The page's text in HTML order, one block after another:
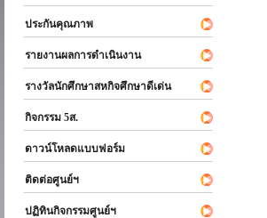
ประกันคุณภาพ
รายงานผลการดำเนินงาน
รางวัลนักศึกษาสหกิจศึกษาดีเด่น
กิจกรรม 5ส.
ดาวน์โหลดแบบฟอร์ม
ติดต่อศูนย์ฯ
ปฏิทินกิจกรรมศูนย์ฯ